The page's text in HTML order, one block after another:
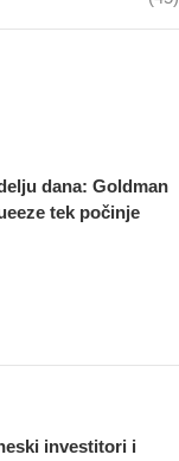
dana: Goldman
tek počinje
investitori i